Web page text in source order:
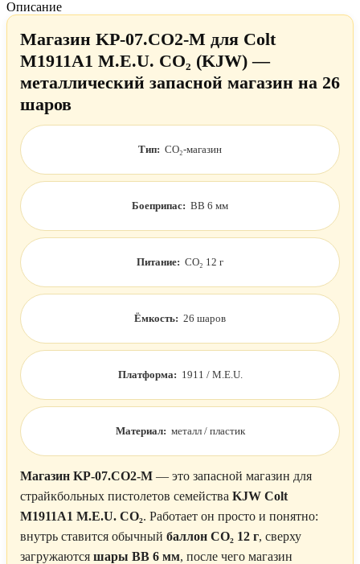
Описание
Магазин KP-07.CO2-M для Colt
M1911A1 M.E.U. CO₂ (KJW) —
металлический запасной магазин на 26
шаров
Тип: CO₂-магазин
Боеприпас: BB 6 мм
Питание: CO₂ 12 г
Ёмкость: 26 шаров
Платформа: 1911 / M.E.U.
Материал: металл / пластик
Магазин KP-07.CO2-M — это запасной магазин для
страйкбольных пистолетов семейства KJW Colt
M1911A1 M.E.U. CO₂. Работает он просто и понятно:
внутрь ставится обычный баллон CO₂ 12 г, сверху
загружаются шары BB 6 мм, после чего магазин